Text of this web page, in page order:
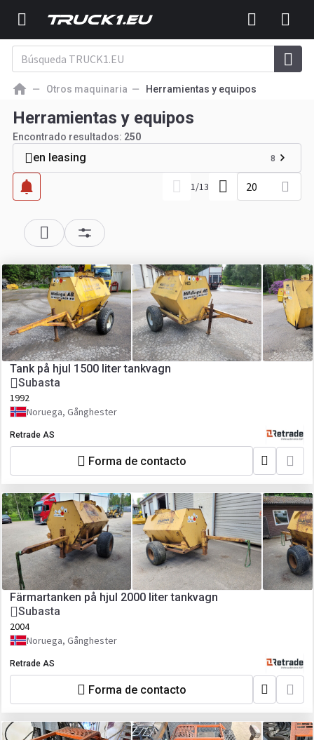
Otros maquinaria Herramientas y equipos
Herramientas y equipos
Encontrado resultados: 250
en leasing 8
1/13 20
Tank på hjul 1500 liter tankvagn
Subasta
1992
Noruega, Gånghester
Retrade AS
Forma de contacto
Färmartanken på hjul 2000 liter tankvagn
Subasta
2004
Noruega, Gånghester
Retrade AS
Forma de contacto